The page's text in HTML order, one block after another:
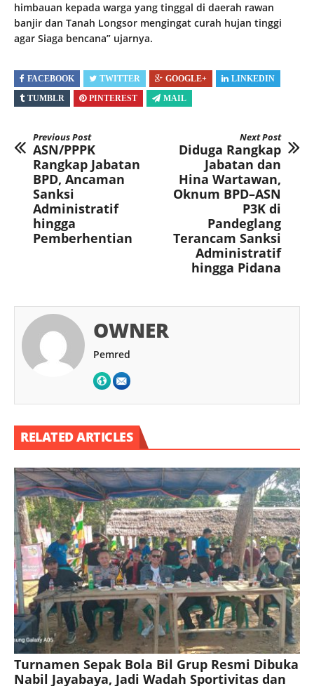
himbauan kepada warga yang tinggal di daerah rawan
banjir dan Tanah Longsor mengingat curah hujan tinggi
agar Siaga bencana” ujarnya.
FACEBOOK TWITTER GOOGLE+
LINKEDIN
TUMBLR
PINTEREST MAIL
Previous Post
ASN/PPPK
Rangkap Jabatan
BPD, Ancaman
Sanksi
Administratif
hingga
Pemberhentian
Next Post
Diduga Rangkap
Jabatan dan
Hina Wartawan,
Oknum BPD–ASN
P3K di
Pandeglang
Terancam Sanksi
Administratif
hingga Pidana
OWNER
Pemred
RELATED ARTICLES
Turnamen Sepak Bola Bil Grup Resmi Dibuka
Nabil Jayabaya, Jadi Wadah Sportivitas dan